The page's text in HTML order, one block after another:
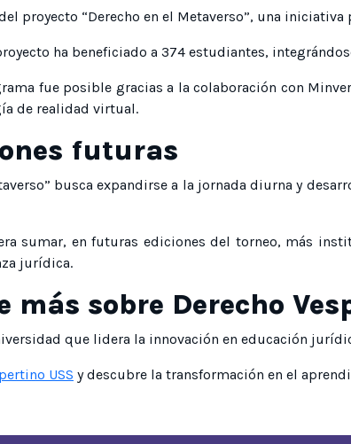
proyecto “Derecho en el Metaverso”, una
ha beneficiado a 374 estudiantes,
fue posible gracias a la colaboración con
de realidad virtual.
futuras
busca expandirse a la jornada diurna y
sumar, en futuras ediciones del torneo, más
jurídica.
más sobre Derecho
que lidera la innovación en educación
USS y descubre la transformación en el